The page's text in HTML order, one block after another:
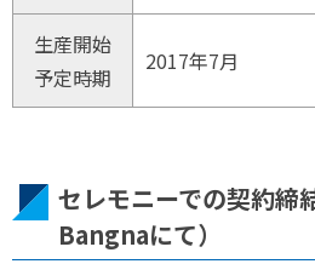
生産開始
予定時期
2017年7月
セレモニーでの契約
Bangnaにて）